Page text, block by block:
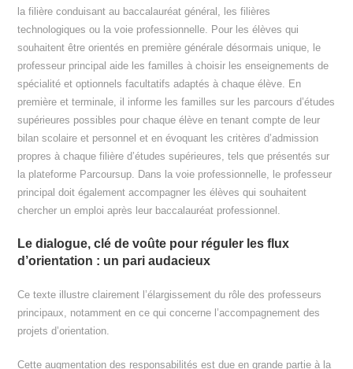
la filière conduisant au baccalauréat général, les filières
technologiques ou la voie professionnelle. Pour les élèves qui
souhaitent être orientés en première générale désormais unique, le
professeur principal aide les familles à choisir les enseignements de
spécialité et optionnels facultatifs adaptés à chaque élève. En
première et terminale, il informe les familles sur les parcours d’études
supérieures possibles pour chaque élève en tenant compte de leur
bilan scolaire et personnel et en évoquant les critères d’admission
propres à chaque filière d’études supérieures, tels que présentés sur
la plateforme Parcoursup. Dans la voie professionnelle, le professeur
principal doit également accompagner les élèves qui souhaitent
chercher un emploi après leur baccalauréat professionnel.
Le dialogue, clé de voûte pour réguler les flux
d’orientation : un pari audacieux
Ce texte illustre clairement l’élargissement du rôle des professeurs
principaux, notamment en ce qui concerne l’accompagnement des
projets d’orientation.
Cette augmentation des responsabilités est due en grande partie à la